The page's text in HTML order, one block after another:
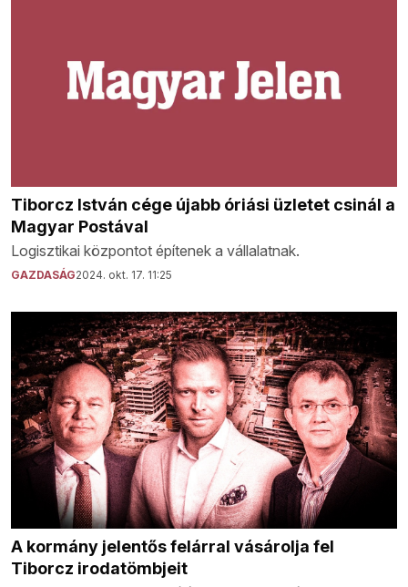
Tiborcz István cége újabb óriási üzletet csinál a
Magyar Postával
Logisztikai központot építenek a vállalatnak.
GAZDASÁG2024. okt. 17. 11:25
A kormány jelentős felárral vásárolja fel
Tiborcz irodatömbjeit